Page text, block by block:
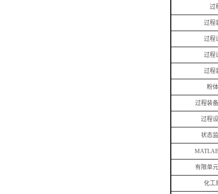
过
过程
过程
过程
过程
粉
过程装
过程
状态
有限单
化工